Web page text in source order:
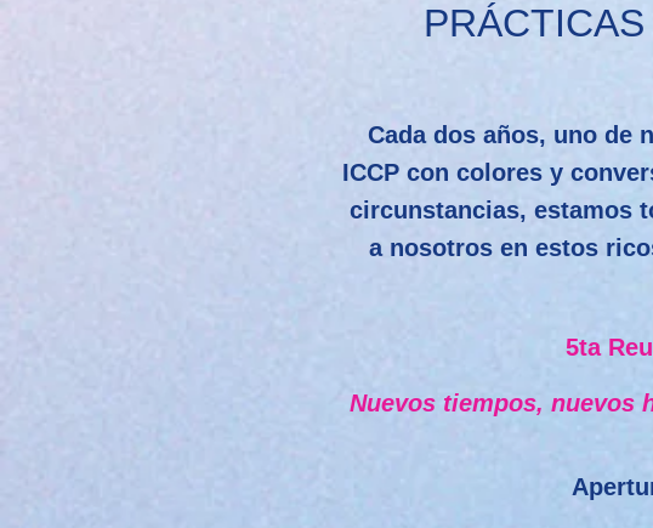
Cada dos años, uno de
ICCP con colores y
circunstancias, estamos
a nosotros en estos
5ta
Nuevos tiempos, nuevos